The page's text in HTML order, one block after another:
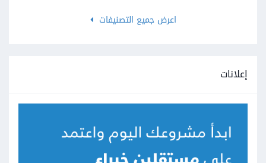
اعرض جميع التصنيفات
إعلانات